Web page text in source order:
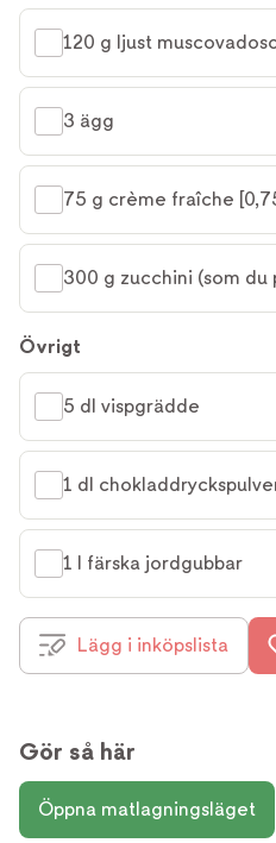
120 g ljust
3 ägg
75 g crème fraîche
300 g zucchini (som du
Övrigt
5 dl vispgrädde
1 dl
1 l färska jordgubbar
Lägg i inköpslista
Gör så här
Öppna matlagningsläget